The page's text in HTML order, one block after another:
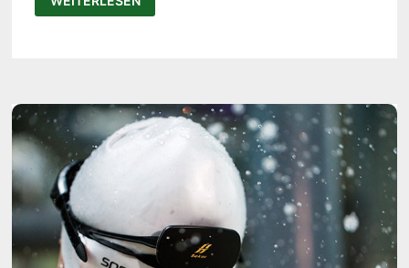
DIESE
WASSERFLASCHE